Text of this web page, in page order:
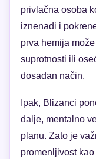
privlačna osoba
iznenadi i
prva hemija
suprotnosti ili
dosadan način.
Ipak, Blizanci
dalje, mentalno
planu. Zato je
promenljivost